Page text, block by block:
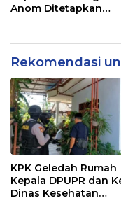
Anom Ditetapkan
Rekomendasi
KPK Geledah Rumah
Kepala DPUPR dan
Dinas Kesehatan